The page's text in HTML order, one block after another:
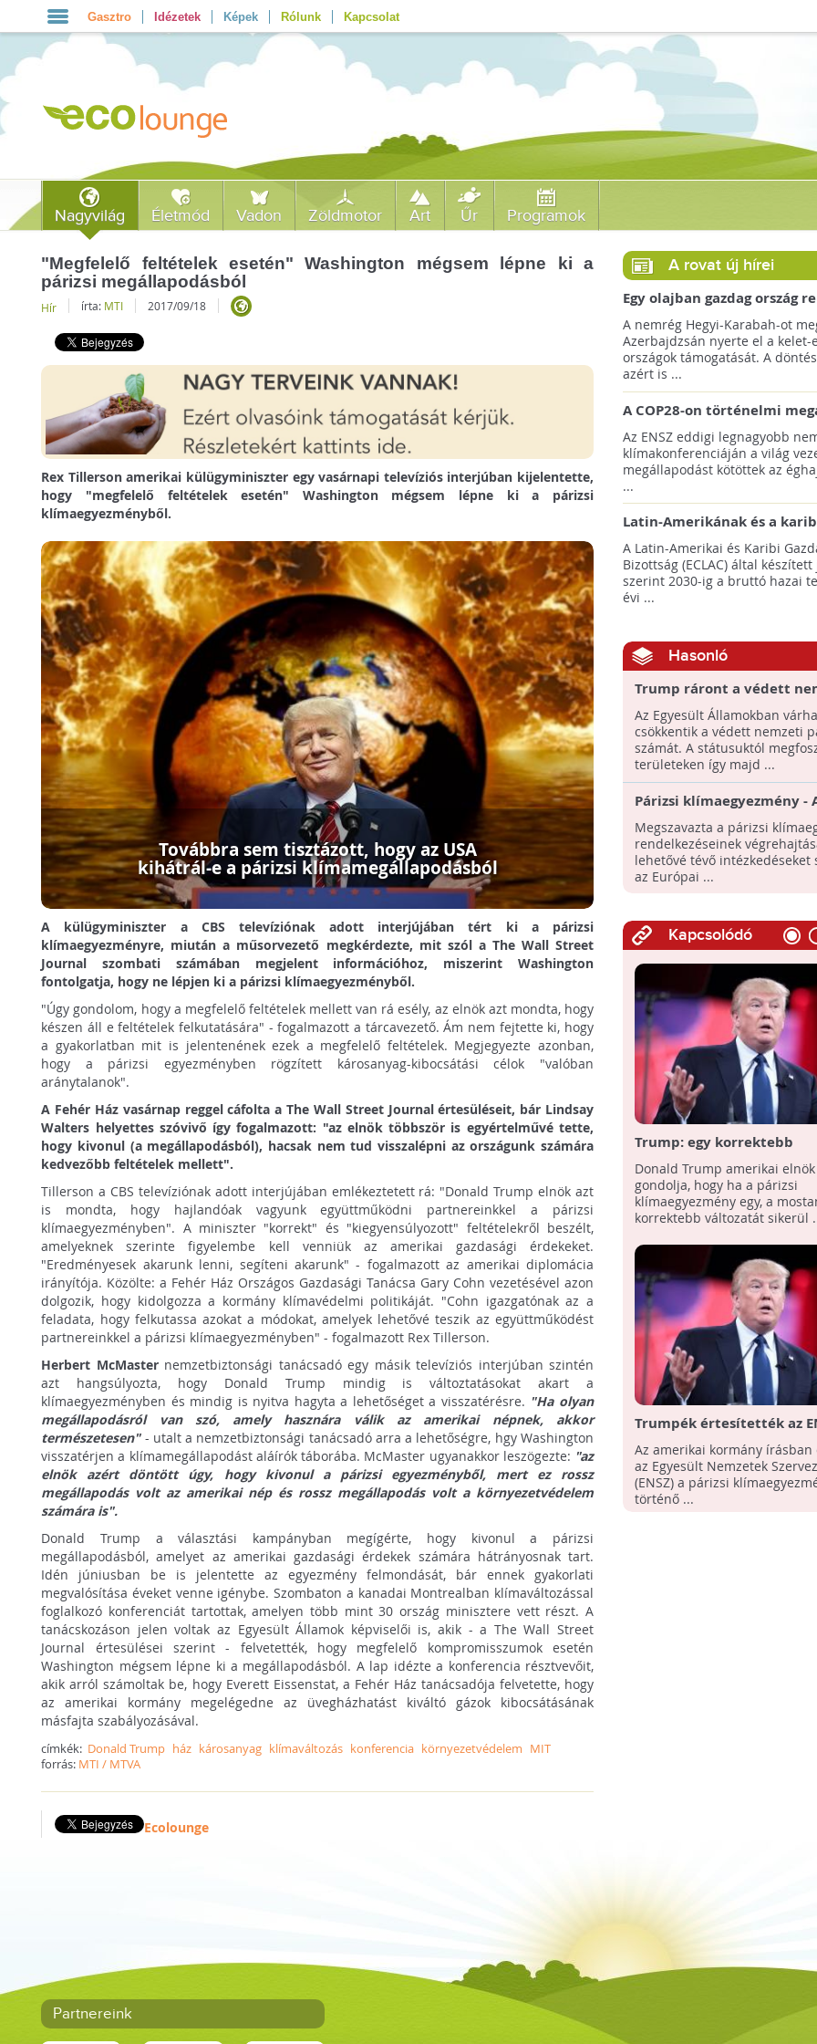
Gasztro Idézetek Képek Rólunk Kapcsolat
Nagyvilág Életmód Vadon Zöldmotor Art Űr Programok
"Megfelelő feltételek esetén" Washington mégsem lépne ki a
párizsi megállapodásból
Hír írta: MTI 2017/09/18
Rex Tillerson amerikai külügyminiszter egy vasárnapi televíziós interjúban kijelentette,
hogy "megfelelő feltételek esetén" Washington mégsem lépne ki a párizsi
klímaegyezményből.
Továbbra sem tisztázott, hogy az USA
kihátrál-e a párizsi klímamegállapodásból
A külügyminiszter a CBS televíziónak adott interjújában tért ki a párizsi
klímaegyezményre, miután a műsorvezető megkérdezte, mit szól a The Wall Street
Journal szombati számában megjelent információhoz, miszerint Washington
fontolgatja, hogy ne lépjen ki a párizsi klímaegyezményből.
"Úgy gondolom, hogy a megfelelő feltételek mellett van rá esély, az elnök azt mondta, hogy
készen áll e feltételek felkutatására" - fogalmazott a tárcavezető. Ám nem fejtette ki, hogy
a gyakorlatban mit is jelentenének ezek a megfelelő feltételek. Megjegyezte azonban,
hogy a párizsi egyezményben rögzített károsanyag-kibocsátási célok "valóban
aránytalanok".
A Fehér Ház vasárnap reggel cáfolta a The Wall Street Journal értesüléseit, bár Lindsay
Walters helyettes szóvivő így fogalmazott: "az elnök többször is egyértelművé tette,
hogy kivonul (a megállapodásból), hacsak nem tud visszalépni az országunk számára
kedvezőbb feltételek mellett".
Tillerson a CBS televíziónak adott interjújában emlékeztetett rá: "Donald Trump elnök azt
is mondta, hogy hajlandóak vagyunk együttműködni partnereinkkel a párizsi
klímaegyezményben". A miniszter "korrekt" és "kiegyensúlyozott" feltételekről beszélt,
amelyeknek szerinte figyelembe kell venniük az amerikai gazdasági érdekeket.
"Eredményesek akarunk lenni, segíteni akarunk" - fogalmazott az amerikai diplomácia
irányítója. Közölte: a Fehér Ház Országos Gazdasági Tanácsa Gary Cohn vezetésével azon
dolgozik, hogy kidolgozza a kormány klímavédelmi politikáját. "Cohn igazgatónak az a
feladata, hogy felkutassa azokat a módokat, amelyek lehetővé teszik az együttműködést
partnereinkkel a párizsi klímaegyezményben" - fogalmazott Rex Tillerson.
Herbert McMasternemzetbiztonsági tanácsadó egy másik televíziós interjúban szintén
azt hangsúlyozta, hogy Donald Trump mindig is változtatásokat akart a
klímaegyezményben és mindig is nyitva hagyta a lehetőséget a visszatérésre. "Ha olyan
megállapodásról van szó, amely hasznára válik az amerikai népnek, akkor
természetesen"- utalt a nemzetbiztonsági tanácsadó arra a lehetőségre, hgy Washington
visszatérjen a klímamegállapodást aláírók táborába. McMaster ugyanakkor leszögezte: "az
elnök azért döntött úgy, hogy kivonul a párizsi egyezményből, mert ez rossz
megállapodás volt az amerikai nép és rossz megállapodás volt a környezetvédelem
számára is".
Donald Trump a választási kampányban megígérte, hogy kivonul a párizsi
megállapodásból, amelyet az amerikai gazdasági érdekek számára hátrányosnak tart.
Idén júniusban be is jelentette az egyezmény felmondását, bár ennek gyakorlati
megvalósítása éveket venne igénybe. Szombaton a kanadai Montrealban klímaváltozással
foglalkozó konferenciát tartottak, amelyen több mint 30 ország minisztere vett részt. A
tanácskozáson jelen voltak az Egyesült Államok képviselői is, akik - a The Wall Street
Journal értesülései szerint - felvetették, hogy megfelelő kompromisszumok esetén
Washington mégsem lépne ki a megállapodásból. A lap idézte a konferencia résztvevőit,
akik arról számoltak be, hogy Everett Eissenstat, a Fehér Ház tanácsadója felvetette, hogy
az amerikai kormány megelégedne az üvegházhatást kiváltó gázok kibocsátásának
másfajta szabályozásával.
címkék: Donald Trump ház károsanyag klímaváltozás konferencia környezetvédelem MIT
forrás: MTI / MTVA
Ecolounge
A rovat új hírei
Egy olajban gazdag ország
jövőre a COP29 klímacsúcsot
A nemrég Hegyi-Karabah-ot
Azerbajdzsán nyerte el a kelet-
országok támogatását. A
azért is ...
A COP28-on történelmi
született! - Összefoglaló az
klímacsúcsáról
Az ENSZ eddigi legnagyobb
klímakonferenciáján a világ
megállapodást kötöttek az
...
Latin-Amerikának és a
térségnek növelniük kell
az éghajlatvédelmi célok
A Latin-Amerikai és Karibi
Bizottság (ECLAC) által
szerint 2030-ig a bruttó hazai
évi ...
Hasonló
Trump ráront a védett
parkokra is?
Az Egyesült Államokban
csökkentik a védett nemzeti
számát. A státusuktól
területeken így majd ...
Párizsi klímaegyezmény -
megszavazta a
előírásainak
Megszavazta a párizsi
rendelkezéseinek
lehetővé tévő intézkedéseket
az Európai ...
Kapcsolódó
Trump: egy korrektebb
megállapodás
Washingtont a párizsi
klímaegyezményhez
Donald Trump amerikai
gondolja, hogy ha a párizsi
klímaegyezmény egy, a
korrektebb változatát sikerül
Trumpék értesítették az
párizsi
kilépésről
Az amerikai kormány
az Egyesült Nemzetek
(ENSZ) a párizsi
történő ...
Partnereink